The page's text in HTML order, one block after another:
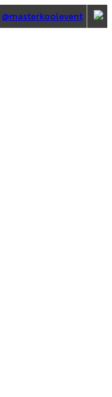
@masterkoolevent